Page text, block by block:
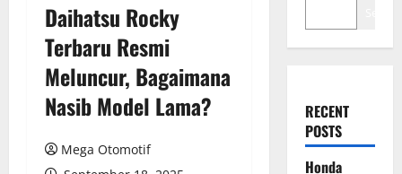
Daihatsu Rocky
Terbaru Resmi
Meluncur, Bagaimana
Nasib Model Lama?
Mega Otomotif
RECENT
POSTS
Honda